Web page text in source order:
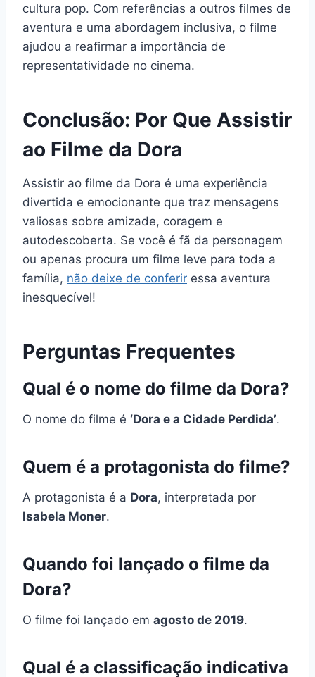
cultura pop. Com referências a outros filmes de
aventura e uma abordagem inclusiva, o filme
ajudou a reafirmar a importância de
representatividade no cinema.
Conclusão: Por Que Assistir
ao Filme da Dora
Assistir ao filme da Dora é uma experiência
divertida e emocionante que traz mensagens
valiosas sobre amizade, coragem e
autodescoberta. Se você é fã da personagem
ou apenas procura um filme leve para toda a
família, não deixe de conferir essa aventura
inesquecível!
Perguntas Frequentes
Qual é o nome do filme da Dora?
O nome do filme é ‘Dora e a Cidade Perdida’.
Quem é a protagonista do filme?
A protagonista é a Dora, interpretada por
Isabela Moner.
Quando foi lançado o filme da
Dora?
O filme foi lançado em agosto de 2019.
Qual é a classificação indicativa